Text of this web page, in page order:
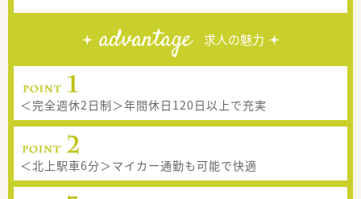
advantage 求人の魅力
＜完全週休2日制＞年間休日120日以上で充実
＜北上駅車6分＞マイカー通勤も可能で快適